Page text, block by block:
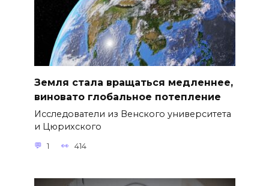
Земля стала вращаться медленнее,
виновато глобальное потепление
Исследователи из Венского университета
и Цюрихского
1 414